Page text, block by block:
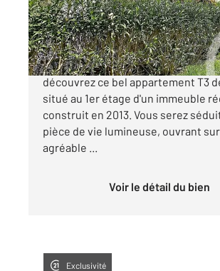
175 000 €
Au sein d'une résidence sécurisée
découvrez ce bel appartement T3
situé au 1er étage d'un immeuble
construit en 2013. Vous serez
pièce de vie lumineuse, ouvrant
agréable ...
Voir le détail du bien
Exclusivité